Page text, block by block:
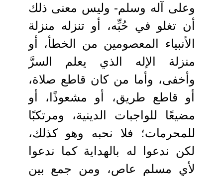
وعلى آله وسلم- وليس معنى ذلك
أن تغلو في حُبِّه، أو تنزله منزلة
الأنبياء المعصومين من الخطأ، أو
منزلة الإله الذي يعلم السرَّ
وأخفى، وأما من كان قاطع صلاة،
أو قاطع طريق، أو مشعوذًا، أو
مضيعًا للواجبات الدينية، ومرتكبًا
للمحرمات؛ فلا نحبه وهو كذلك،
لكن ندعوا له بالهداية كما ندعوا
لأي مسلم عاصٍ، ومن جمع بين